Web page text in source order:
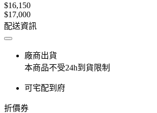
$16,150
$17,000
配送資訊
廠商出貨
本商品不受24h到貨限制
可宅配到府
折價券